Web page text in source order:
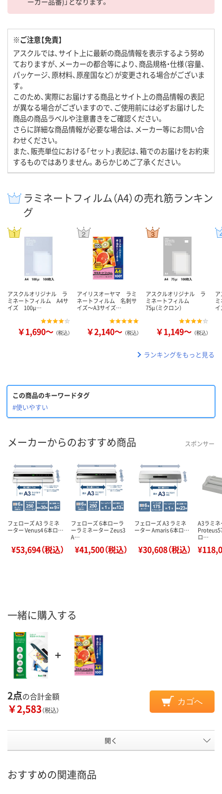
※ご注意【免責】
アスクルでは、サイト上に最新の商品情報を表示するよう努め
ておりますが、メーカーの都合等により、商品規格・仕様（容量、
パッケージ、原材料、原産国など）が変更される場合がございま
す。
このため、実際にお届けする商品とサイト上の商品情報の表記
が異なる場合がございますので、ご使用前には必ずお届けした
商品の商品ラベルや注意書きをご確認ください。
さらに詳細な商品情報が必要な場合は、メーカー等にお問い合
わせください。
また、販売単位における「セット」表記は、箱でのお届けをお約束
するものではありません。あらかじめご了承ください。
ラミネートフィルム（A4）の売れ筋ランキン
グ
アスクルオリジナル ラ
ミネートフィルム A4サ
イズ 100μ…
￥1,690～ （税込）
アイリスオーヤマ ラミ
ネートフィルム 名刺サ
イズ～A3サイズ…
￥2,140～ （税込）
アスクルオリジナル ラ
ミネートフィルム
75μ（ミクロン）
￥1,149～ （税込）
ランキングをもっと見る
この商品のキーワードタグ
#使いやすい
メーカーからのおすすめ商品 スポンサー
フェローズ A3 ラミネ
ーター Venus4 6本ロ…
¥53,694（税込）
フェローズ 6本ローラ
ーラミネーター Zeus3
A…
¥41,500（税込）
フェローズ A3 ラミネ
ーター Amaris 6本ロ…
¥30,608（税込）
A3ラミ
ロ…
一緒に購入する
2点の合計金額
￥2,583（税込）
カゴへ
開く
おすすめの関連商品